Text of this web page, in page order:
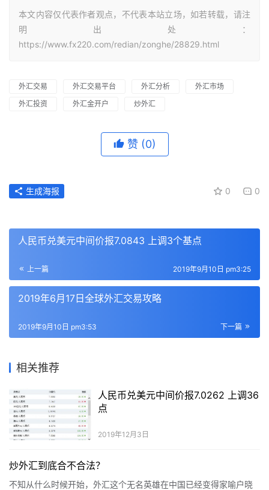
本文内容仅代表作者观点，不代表本站立场，如若转载，请注
明出处：
https://www.fx220.com/redian/zonghe/28829.html
外汇交易 外汇交易平台 外汇分析
外汇市场
外汇投资
外汇金开户 炒外汇
赞 (0)
0 0
生成海报
人民币兑美元中间价报7.0843 上调3个基点
上一篇 2019年9月10日 pm3:25
2019年6月17日全球外汇交易攻略
下一篇
2019年9月10日 pm3:53
相关推荐
人民币兑美元中间价报7.0262 上调36
点
2019年12月3日
炒外汇到底合不合法？
不知从什么时候开始，外汇这个无名英雄在中国已经变得家喻户晓